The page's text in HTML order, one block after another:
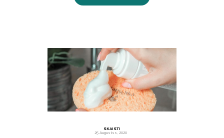
SKAISTI
25 Augustss, 2020